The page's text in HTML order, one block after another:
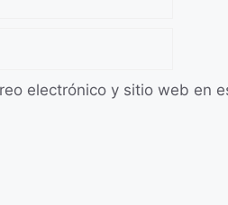
electrónico y sitio web en